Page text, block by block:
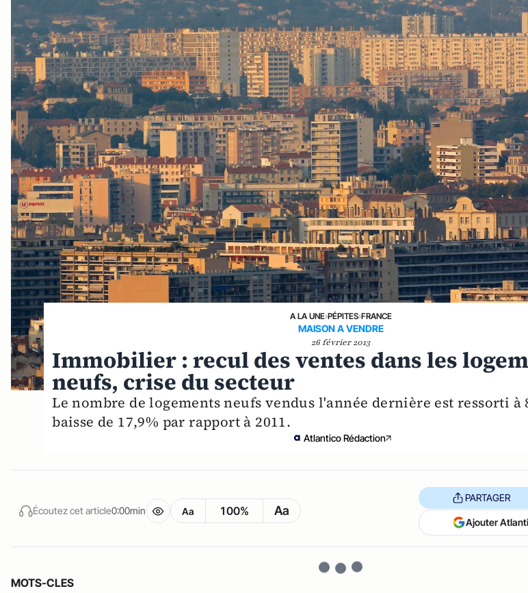
A LA UNE›PÉPITES›FRANCE
MAISON A VENDRE
26 février 2013
Immobilier : recul des ventes dans les
neufs, crise du secteur
Le nombre de logements neufs vendus l'année dernière est ressorti à
baisse de 17,9% par rapport à 2011.
Atlantico Rédaction
Écoutez cet article0:00min Aa 100% Aa
PARTAGER
Ajouter
MOTS-CLES